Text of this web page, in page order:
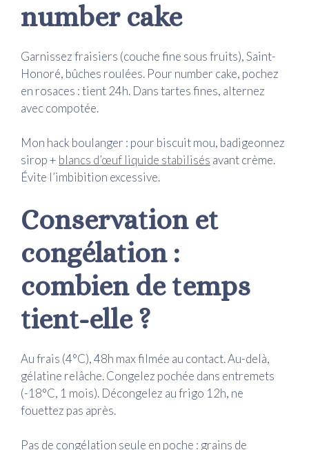
number cake
Garnissez fraisiers (couche fine sous fruits), Saint-
Honoré, bûches roulées. Pour number cake, pochez
en rosaces : tient 24h. Dans tartes fines, alternez
avec compotée.
Mon hack boulanger : pour biscuit mou, badigeonnez
sirop + blancs d’œuf liquide stabilisés avant crème.
Évite l’imbibition excessive.
Conservation et
congélation :
combien de temps
tient-elle ?
Au frais (4°C), 48h max filmée au contact. Au-delà,
gélatine relâche. Congelez pochée dans entremets
(-18°C, 1 mois). Décongelez au frigo 12h, ne
fouettez pas après.
Pas de congélation seule en poche : grains de